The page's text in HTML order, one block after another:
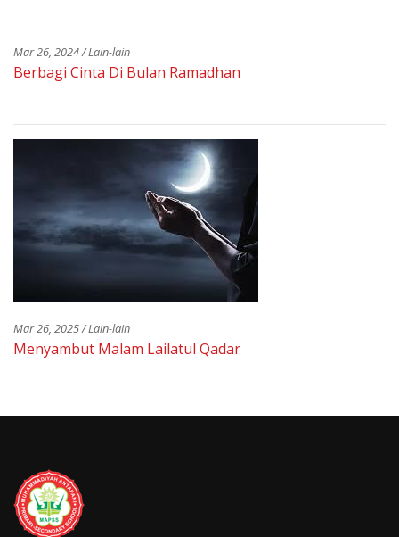
Mar 26, 2024 / Lain-lain
Berbagi Cinta Di Bulan Ramadhan
Mar 26, 2025 / Lain-lain
Menyambut Malam Lailatul Qadar